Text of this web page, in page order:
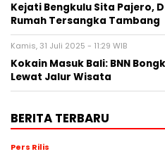
Kejati Bengkulu Sita Pajero,
Rumah Tersangka Tambang
Kamis, 31 Juli 2025 - 11:29 WIB
Kokain Masuk Bali: BNN
Lewat Jalur Wisata
BERITA TERBARU
Pers Rilis